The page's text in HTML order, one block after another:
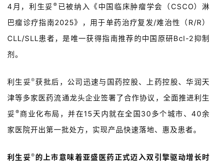
4月，利生妥® 已被纳入《中国临床肿瘤学会（CSCO）淋
巴瘤诊疗指南2025》，用于单药治疗复发/难治性（R/R）
CLL/SLL患者，是唯一获得指南推荐的中国原研Bcl-2抑制
剂。
利生妥®获批后，公司迅速与国药控股、上药控股、华润天
津等多家医药流通龙头企业签署了合作协议，全面推进利生
妥® 商业化布局，并在15天内就在全国30多个城市、40余
家医院开出第一批处方，实现产品快速落地、惠及患者。
利生妥® 的上市意味着亚盛医药正式迈入双引擎驱动增长时